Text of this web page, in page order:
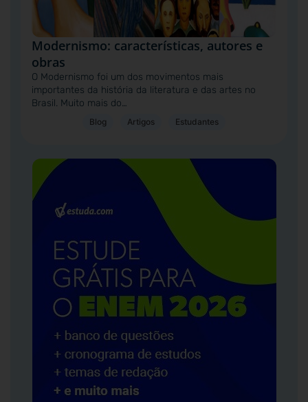
Modernismo: características, autores e
obras
O Modernismo foi um dos movimentos mais
importantes da história da literatura e das artes no
Brasil. Muito mais do…
Blog Artigos Estudantes